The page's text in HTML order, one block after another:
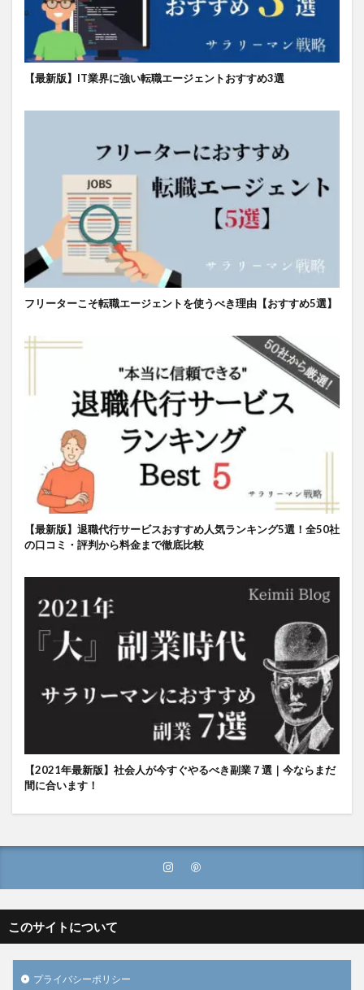
【最新版】IT業界に強い転職エージェントおすすめ3選
フリーターこそ転職エージェントを使うべき理由【おすすめ5選】
【最新版】退職代行サービスおすすめ人気ランキング5選！全50社
の口コミ・評判から料金まで徹底比較
【2021年最新版】社会人が今すぐやるべき副業７選｜今ならまだ
間に合います！
このサイトについて
プライバシーポリシー